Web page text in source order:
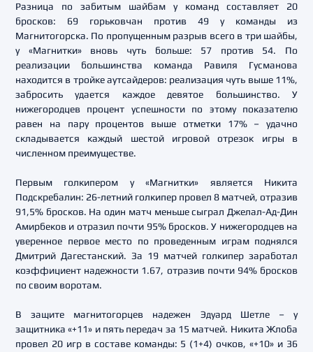
Разница по забитым шайбам у команд составляет 20
бросков: 69 горьковчан против 49 у команды из
Магнитогорска. По пропущенным разрыв всего в три шайбы,
у «Магнитки» вновь чуть больше: 57 против 54. По
реализации большинства команда Равиля Гусманова
находится в тройке аутсайдеров: реализация чуть выше 11%,
забросить удается каждое девятое большинство. У
нижегородцев процент успешности по этому показателю
равен на пару процентов выше отметки 17% – удачно
складывается каждый шестой игровой отрезок игры в
численном преимуществе.
Первым голкипером у «Магнитки» является Никита
Подскребалин: 26-летний голкипер провел 8 матчей, отразив
91,5% бросков. На один матч меньше сыграл Джелал-Ад-Дин
Амирбеков и отразил почти 95% бросков. У нижегородцев на
уверенное первое место по проведенным играм поднялся
Дмитрий Дагестанский. За 19 матчей голкипер заработал
коэффициент надежности 1.67, отразив почти 94% бросков
по своим воротам.
В защите магнитогорцев надежен Эдуард Шетле – у
защитника «+11» и пять передач за 15 матчей. Никита Жлоба
провел 20 игр в составе команды: 5 (1+4) очков, «+10» и 36